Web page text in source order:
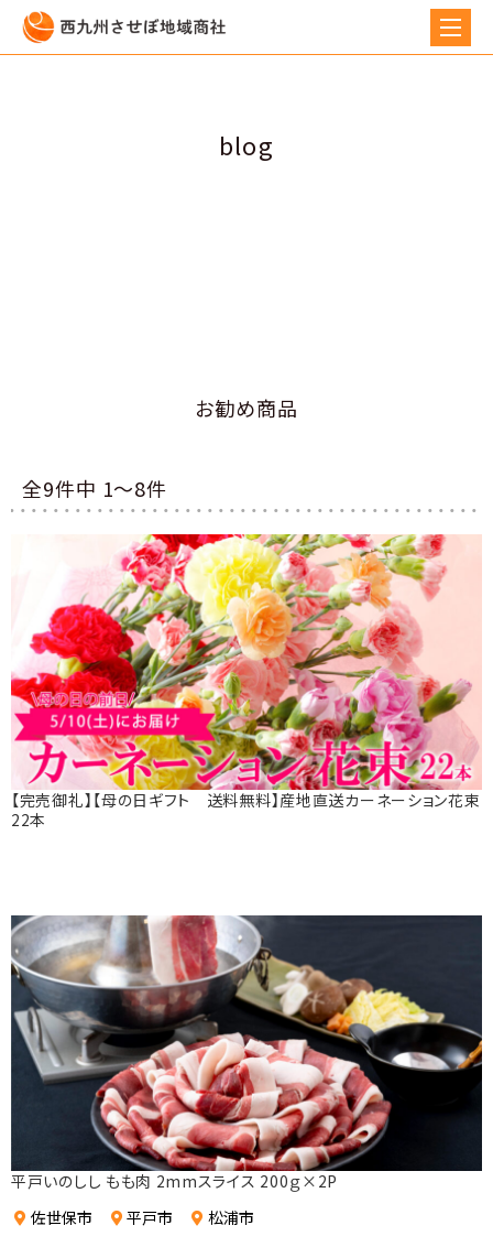
blog
お勧め商品
全9件中 1〜8件
【完売御礼】【母の日ギフト 送料無料】産地直送カーネーション花束
22本
平戸いのしし もも肉 2mmスライス 200ｇ×2P
佐世保市
平戸市 松浦市